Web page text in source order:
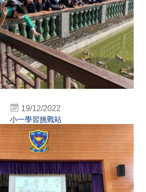
19/12/2022
小一學習挑戰站